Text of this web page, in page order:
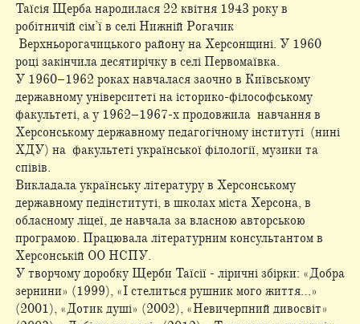
Таїсія Щерба народилася 22 квітня 1943 року в
робітничій сім’ї в селі Нижній Рогачик
Верхньорогачицького району на Херсонщині. У 1960
році закінчила десятирічку в селі Первомаївка.
У 1960–1962 роках навчалася заочно в Київському
державному університеті на історико-­філософському
факультеті, а у 1962–1967-х продовжила навчання в
Херсонському державному педагогічному інституті (нині
ХДУ) на факультеті української філології, музики та
співів.
Викладала українську літературу в Херсонському
державному педінституті, в школах міста Херсона, в
обласному ліцеї, де навчала за власною авторською
програмою. Працювала літературним консультантом в
Херсонській ОО НСПУ.
У творчому доробку Щерби Таїсії - ліричні збірки: «Добра
зернини» (1999), «І стелиться рушник мого життя…»
(2001), «Дотик душі» (2002), «Невичерпний дивосвіт»